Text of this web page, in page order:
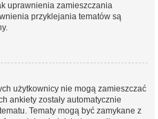
uprawnienia zamieszczania
przyklejania tematów są
użytkownicy nie mogą zamieszczać
ankiety zostały automatycznie
Tematy mogą być zamykane z